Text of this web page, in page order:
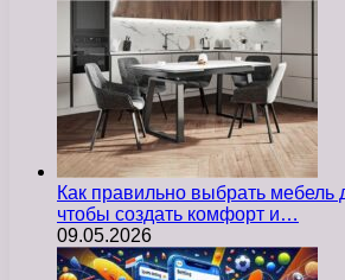
Как правильно выбрать мебель
чтобы создать комфорт и…
09.05.2026